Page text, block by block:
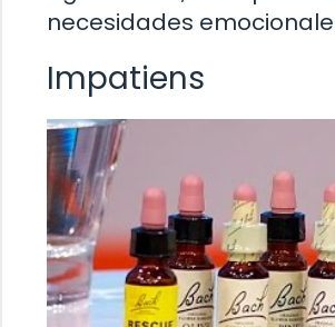
necesidades
Impatiens